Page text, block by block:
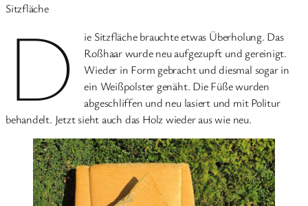
Sitzfläche
D
ie Sitzfläche brauchte etwas Überholung. Das
Roßhaar wurde neu aufgezupft und gereinigt.
Wieder in Form gebracht und diesmal sogar in
ein Weißpolster genäht. Die Füße wurden
abgeschliffen und neu lasiert und mit Politur
behandelt. Jetzt sieht auch das Holz wieder aus wie neu.